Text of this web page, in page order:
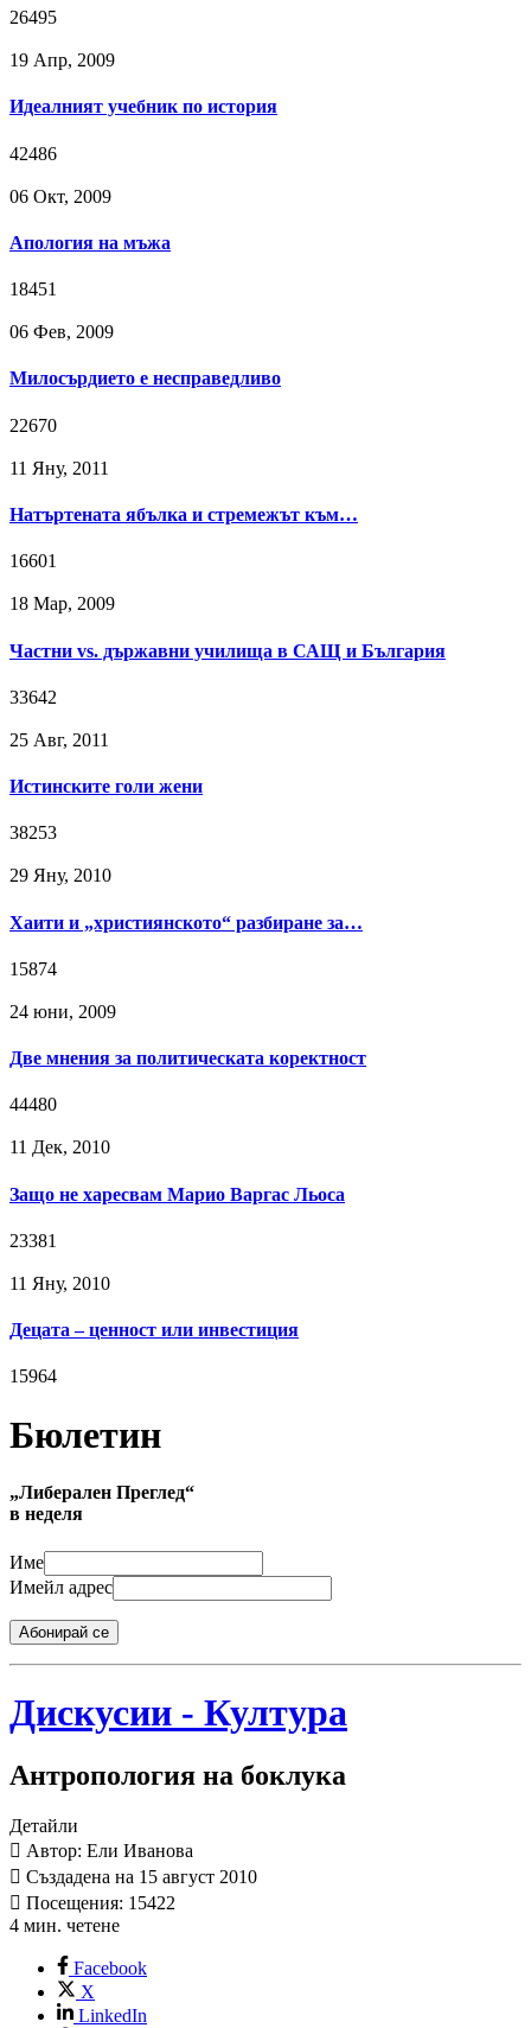
26495
19 Апр, 2009
Идеалният учебник по история
42486
06 Окт, 2009
Апология на мъжа
18451
06 Фев, 2009
Милосърдието е несправедливо
22670
11 Яну, 2011
Натъртената ябълка и стремежът към…
16601
18 Мар, 2009
Частни vs. държавни училища в САЩ и България
33642
25 Авг, 2011
Истинските голи жени
38253
29 Яну, 2010
Хаити и „християнското“ разбиране за…
15874
24 юни, 2009
Две мнения за политическата коректност
44480
11 Дек, 2010
Защо не харесвам Марио Варгас Льоса
23381
11 Яну, 2010
Децата – ценност или инвестиция
15964
Бюлетин
„Либерален Преглед“
в неделя
Име
Имейл адрес
Абонирай се
Дискусии - Култура
Антропология на боклука
Детайли
Автор: Ели Иванова
Създадена на 15 август 2010
Посещения: 15422
4 мин. четене
Facebook
X
LinkedIn